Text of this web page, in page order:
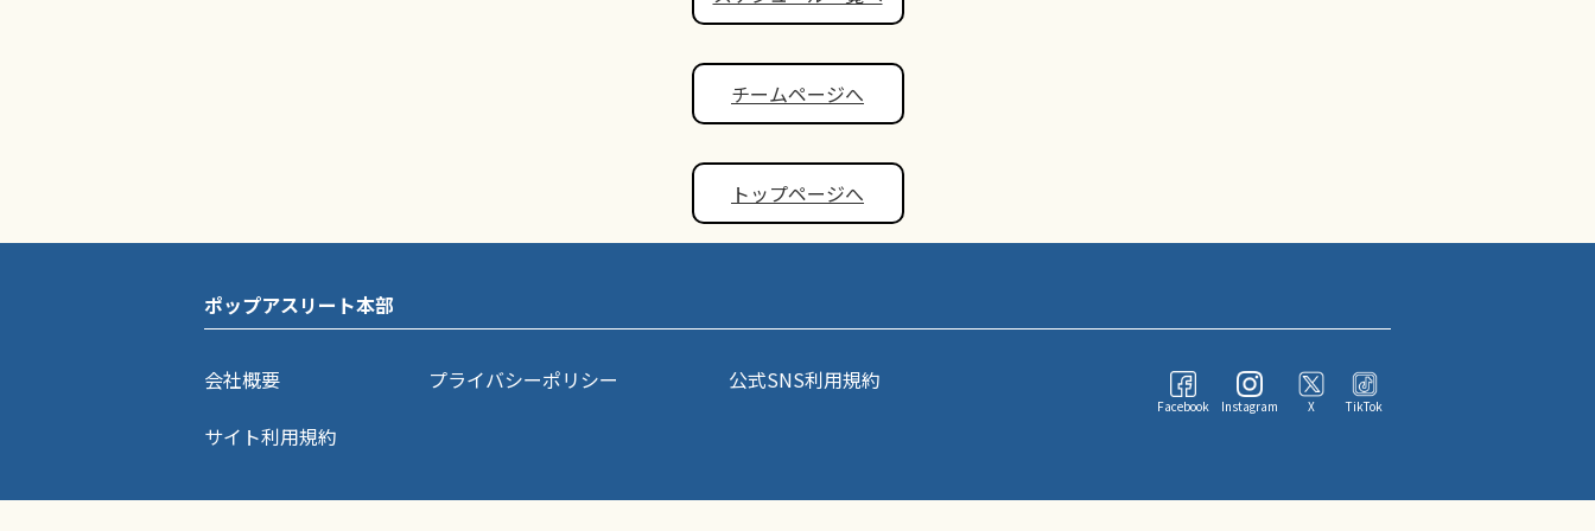
チームページへ
トップページへ
ポップアスリート本部
会社概要 プライバシーポリシー
公式SNS利用規約
サイト利用規約
Facebook Instagram X TikTok